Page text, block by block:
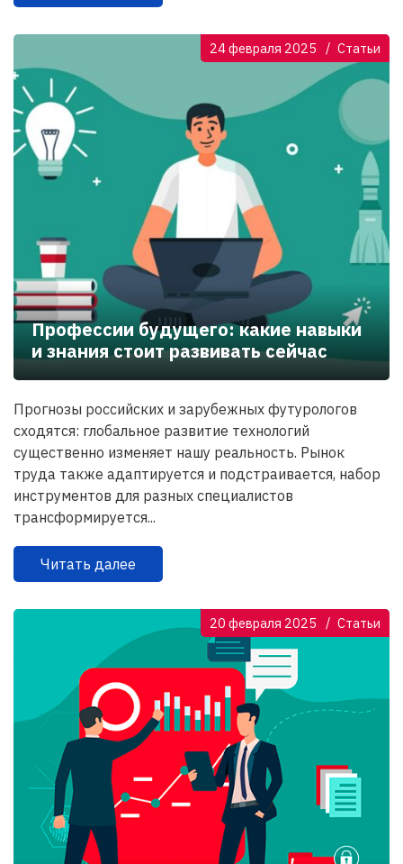
24 февраля 2025 Статьи
Профессии будущего: какие навыки
и знания стоит развивать сейчас
Прогнозы российских и зарубежных футурологов
сходятся: глобальное развитие технологий
существенно изменяет нашу реальность. Рынок
труда также адаптируется и подстраивается, набор
инструментов для разных специалистов
трансформируется...
Читать далее
20 февраля 2025 Статьи